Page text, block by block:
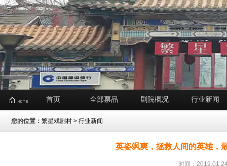
首页 全部票品 剧院概况 行业新闻
您的位置： 繁星戏剧村 > 行业新闻
英姿飒爽，拯救人间的英雄，
时间：